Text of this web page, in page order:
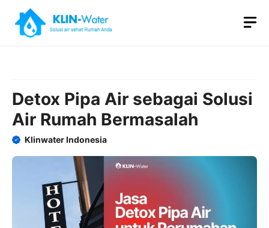
content
Detox Pipa Air sebagai Solusi
Air Rumah Bermasalah
Klinwater Indonesia